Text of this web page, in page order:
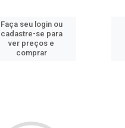
Faça seu login ou
cadastre-se para
ver preços e
comprar